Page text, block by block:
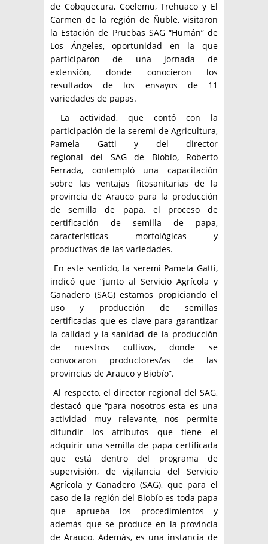
de Cobquecura, Coelemu, Trehuaco y El
Carmen de la región de Ñuble, visitaron
la Estación de Pruebas SAG “Humán” de
Los Ángeles, oportunidad en la que
participaron de una jornada de
extensión, donde conocieron los
resultados de los ensayos de 11
variedades de papas.
La actividad, que contó con la
participación de la seremi de Agricultura,
Pamela Gatti y del director
regional del SAG de Biobío, Roberto
Ferrada, contempló una capacitación
sobre las ventajas fitosanitarias de la
provincia de Arauco para la producción
de semilla de papa, el proceso de
certificación de semilla de papa,
características morfológicas y
productivas de las variedades.
En este sentido, la seremi Pamela Gatti,
indicó que “junto al Servicio Agrícola y
Ganadero (SAG) estamos propiciando el
uso y producción de semillas
certificadas que es clave para garantizar
la calidad y la sanidad de la producción
de nuestros cultivos, donde se
convocaron productores/as de las
provincias de Arauco y Biobío”.
Al respecto, el director regional del SAG,
destacó que “para nosotros esta es una
actividad muy relevante, nos permite
difundir los atributos que tiene el
adquirir una semilla de papa certificada
que está dentro del programa de
supervisión, de vigilancia del Servicio
Agrícola y Ganadero (SAG), que para el
caso de la región del Biobío es toda papa
que aprueba los procedimientos y
además que se produce en la provincia
de Arauco. Además, es una instancia de